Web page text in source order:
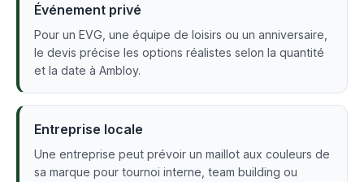
Événement privé
Pour un EVG, une équipe de loisirs ou un anniversaire,
le devis précise les options réalistes selon la quantité
et la date à Ambloy.
Entreprise locale
Une entreprise peut prévoir un maillot aux couleurs de
sa marque pour tournoi interne, team building ou